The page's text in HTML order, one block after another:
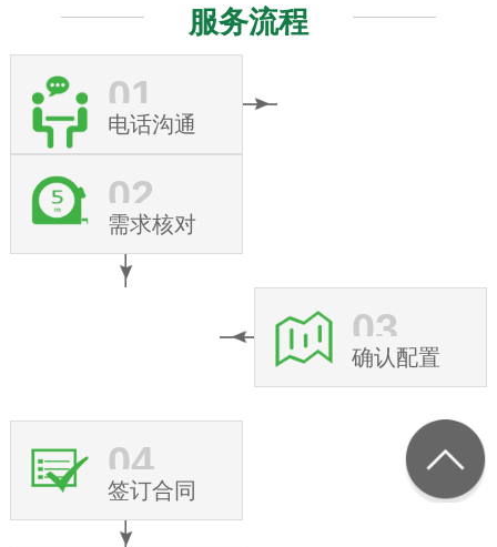
服务流程
01
电话沟通
02
需求核对
03
确认配置
04
签订合同